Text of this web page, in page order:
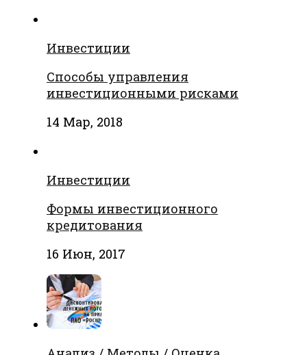
Инвестиции
Способы управления
инвестиционными рисками
14 Мар, 2018
Инвестиции
Формы инвестиционного
кредитования
16 Июн, 2017